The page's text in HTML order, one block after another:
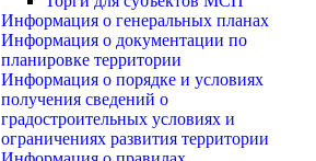
Информация о генеральных планах
Информация о документации по
планировке территории
Информация о порядке и условиях
получения сведений о
градостроительных условиях и
ограничениях развития территории